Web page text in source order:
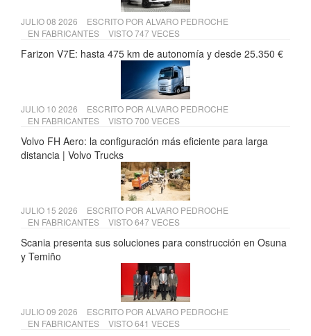
JULIO 08 2026 ESCRITO POR ALVARO PEDROCHE
EN FABRICANTES VISTO 747 VECES
Farizon V7E: hasta 475 km de autonomía y desde 25.350 €
JULIO 10 2026 ESCRITO POR ALVARO PEDROCHE
EN FABRICANTES VISTO 700 VECES
Volvo FH Aero: la configuración más eficiente para larga
distancia | Volvo Trucks
JULIO 15 2026 ESCRITO POR ALVARO PEDROCHE
EN FABRICANTES VISTO 647 VECES
Scania presenta sus soluciones para construcción en Osuna
y Temiño
JULIO 09 2026 ESCRITO POR ALVARO PEDROCHE
EN FABRICANTES VISTO 641 VECES